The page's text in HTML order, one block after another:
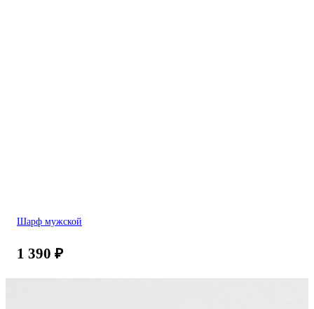
Шарф мужской
1 390 ₽